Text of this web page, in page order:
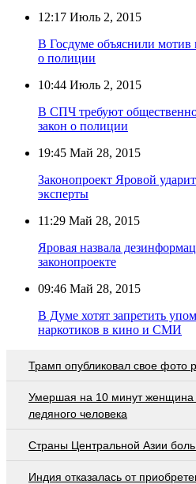
12:17 Июль 2, 2015
В Госдуме объяснили мотив
о полиции
10:44 Июль 2, 2015
В СПЧ требуют
закон о полиции
19:45 Май 28, 2015
Законопроект Яровой
эксперты
11:29 Май 28, 2015
Яровая назвала
законопроекте
09:46 Май 28, 2015
В Думе хотят запретить
наркотиков в кино и СМИ
Трамп опубликовал свое фото
Умершая на 10 минут женщина
ледяного человека
Страны Центральной Азии
Индия отказалась от